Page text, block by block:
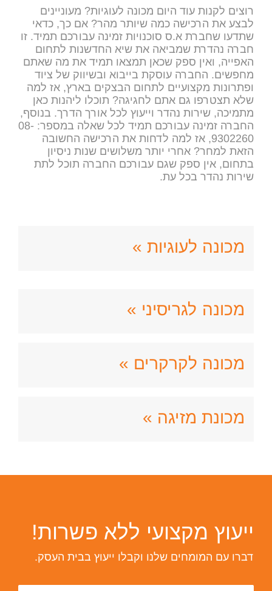
רוצים לקנות עוד היום מכונה לעוגיות? מעוניינים
לבצע את הרכישה כמה שיותר מהר? אם כך, כדאי
שתדעו שחברת א.ס סוכנויות זמינה עבורכם תמיד. זו
חברה נהדרת שמביאה את שיא החדשנות לתחום
האפייה, ואין ספק שכאן תמצאו תמיד את מה שאתם
מחפשים. החברה עוסקת בייבוא ובשיווק של ציוד
ופתרונות מקצועיים לתחום הבצקים בארץ, אז למה
שלא תצטרפו גם אתם לחגיגה? תוכלו ליהנות כאן
מתמיכה, שירות נהדר וייעוץ לכל אורך הדרך. בנוסף,
החברה זמינה עבורכם תמיד לכל שאלה במספר: 08-
9302260, אז למה לדחות את הרכישה החשובה
הזאת למחר? אחרי יותר משלושים שנות ניסיון
בתחום, אין ספק שגם עבורכם החברה תוכל לתת
שירות נהדר בכל עת.
מכונה לעוגיות »
מכונה לגריסיני »
מכונה לקרקרים »
מכונת מזיגה »
ייעוץ מקצועי ללא פשרות!
דברו עם המומחים שלנו וקבלו ייעוץ בבית העסק.